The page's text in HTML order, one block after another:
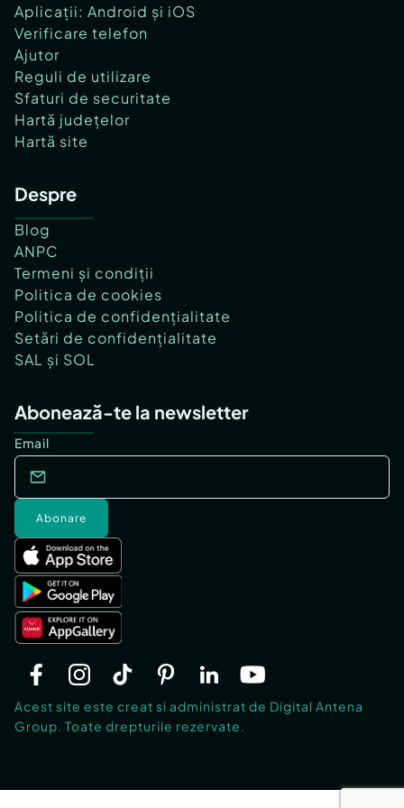
Aplicații: Android și iOS
Verificare telefon
Ajutor
Reguli de utilizare
Sfaturi de securitate
Hartă județelor
Hartă site
Despre
Blog
ANPC
Termeni și condiții
Politica de cookies
Politica de confidențialitate
Setări de confidențialitate
SAL și SOL
Abonează-te la newsletter
Email
Abonare
Acest site este creat si administrat de Digital Antena
Group. Toate drepturile rezervate.